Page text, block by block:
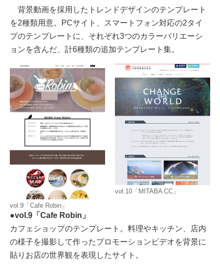
背景動画を採用したトレンドデザインのテンプレート
を2種類用意。PCサイト、スマートフォン対応の2タイ
プのテンプレートに、それぞれ3つのカラーバリエーシ
ョンを含んだ、計6種類の追加テンプレート集。
vol.9「Cafe Robin」
vol.10「MITABA CC」
●vol.9「Cafe Robin」
カフェショップのテンプレート。料理やキッチン、店内
の様子を撮影して作ったプロモーションビデオを背景に
貼りお店の世界観を表現したサイト。